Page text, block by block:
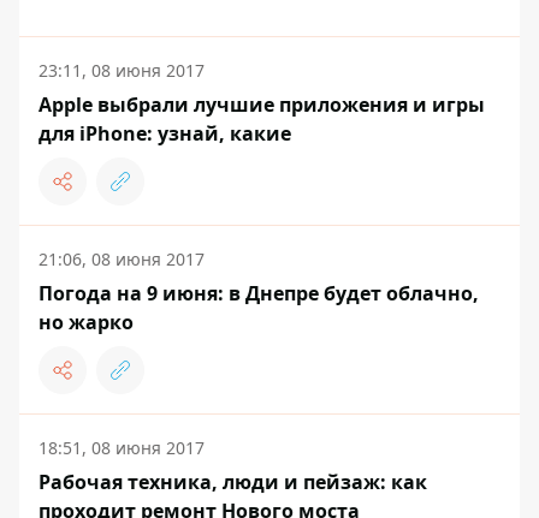
23:11, 08 июня 2017
Apple выбрали лучшие приложения и игры
для iPhone: узнай, какие
21:06, 08 июня 2017
Погода на 9 июня: в Днепре будет облачно,
но жарко
18:51, 08 июня 2017
Рабочая техника, люди и пейзаж: как
проходит ремонт Нового моста